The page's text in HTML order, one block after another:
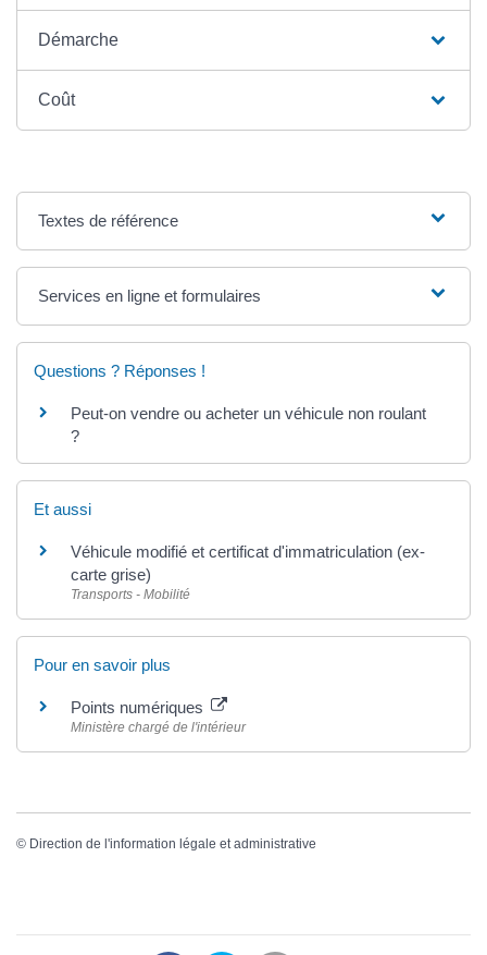
Démarche
Coût
Textes de référence
Services en ligne et formulaires
Questions ? Réponses !
Peut-on vendre ou acheter un véhicule non roulant
?
Et aussi
Véhicule modifié et certificat d'immatriculation (ex-
carte grise)
Transports - Mobilité
Pour en savoir plus
Points numériques
Ministère chargé de l'intérieur
© Direction de l'information légale et administrative